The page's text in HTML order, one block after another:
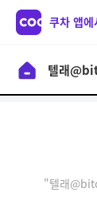
쿠차 앱
"텔래